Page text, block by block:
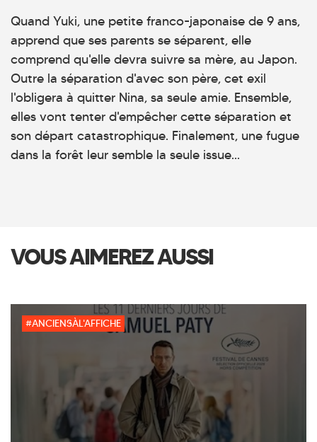
Quand Yuki, une petite franco-japonaise de 9 ans,
apprend que ses parents se séparent, elle
comprend qu'elle devra suivre sa mère, au Japon.
Outre la séparation d'avec son père, cet exil
l'obligera à quitter Nina, sa seule amie. Ensemble,
elles vont tenter d'empêcher cette séparation et
son départ catastrophique. Finalement, une fugue
dans la forêt leur semble la seule issue...
VOUS AIMEREZ AUSSI
#ANCIENSÀL'AFFICHE